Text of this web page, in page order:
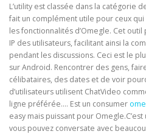
L’utility est classée dans la catégorie
fait un complément utile pour ceux
les fonctionnalités d’Omegle. Cet
IP des utilisateurs, facilitant ainsi la
pendant les discussions. Ceci est le
sur Android. Rencontrer des gens,
célibataires, des dates et de voir
d’utilisateurs utilisent ChatVideo
ligne préférée…. Est un consumer
easy mais puissant pour
vous pouvez conversate avec